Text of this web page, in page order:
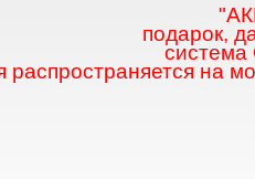
подарок,
система
распространяется на